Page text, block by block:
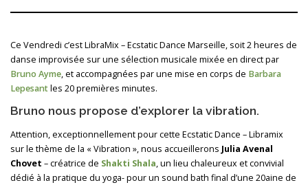
Ce Vendredi c’est LibraMix – Ecstatic Dance Marseille, soit 2 heures de
danse improvisée sur une sélection musicale mixée en direct par
Bruno Ayme, et accompagnées par une mise en corps de Barbara
Lepesantles 20 premières minutes.
Bruno nous propose d’explorer la vibration.
Attention, exceptionnellement pour cette Ecstatic Dance – Libramix
sur le thème de la « Vibration », nous accueillerons Julia Avenal
Chovet – créatrice de Shakti Shala, un lieu chaleureux et convivial
dédié à la pratique du yoga- pour un sound bath final d’une 20aine de